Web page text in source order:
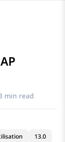
min read
13.0